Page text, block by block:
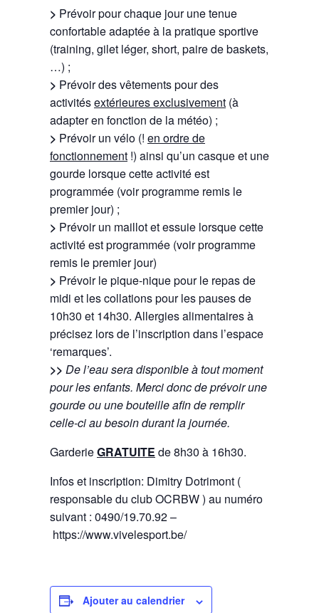
> Prévoir pour chaque jour une tenue
confortable adaptée à la pratique sportive
(training, gilet léger, short, paire de baskets,
…) ;
> Prévoir des vêtements pour des
activitésextérieures exclusivement (à
adapter en fonction de la météo) ;
> Prévoir un vélo (! en ordre de
fonctionnement !) ainsi qu’un casque et une
gourde lorsque cette activité est
programmée (voir programme remis le
premier jour) ;
> Prévoir un maillot et essuie lorsque cette
activité est programmée (voir programme
remis le premier jour)
> Prévoir le pique-nique pour le repas de
midi et les collations pour les pauses de
10h30 et 14h30. Allergies alimentaires à
précisez lors de l’inscription dans l’espace
‘remarques’.
>> De l’eau sera disponible à tout moment
pour les enfants. Merci donc de prévoir une
gourde ou une bouteille afin de remplir
celle-ci au besoin durant la journée.
GarderieGRATUITE de 8h30 à 16h30.
Infos et inscription: Dimitry Dotrimont (
responsable du club OCRBW ) au numéro
suivant : 0490/19.70.92 –
https://www.vivelesport.be/
Ajouter au calendrier